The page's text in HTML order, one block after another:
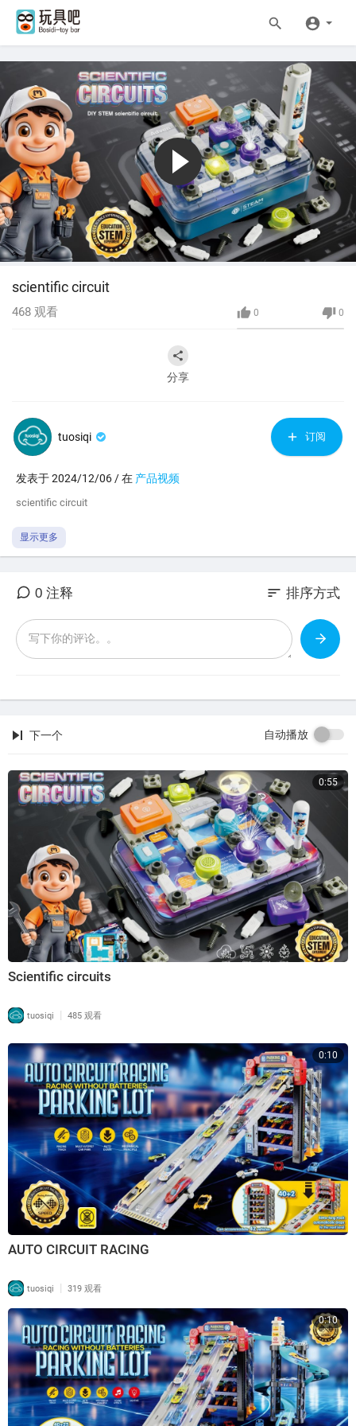
scientific circuit
0 0
468 观看
分享
tuosiqi 订阅
发表于 2024/12/06 / 在 产品视频
⁣scientific circuit
显示更多
0 注释 sort 排序方式
下一个 自动播放
0:55
Scientific circuits
tuosiqi | 485 观看
0:10
AUTO CIRCUIT RACING
tuosiqi | 319 观看
0:10